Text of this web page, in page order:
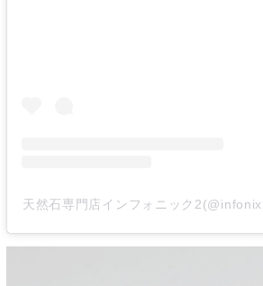
天然石専門店インフォニック